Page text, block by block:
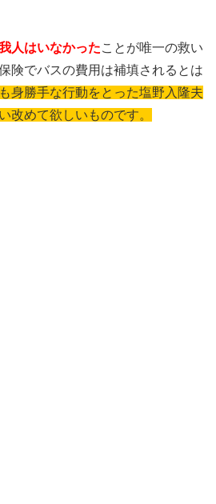
人はいなかったことが唯一の救い
険でバスの費用は補填されるとは
身勝手な行動をとった塩野入隆夫
改めて欲しいものです。